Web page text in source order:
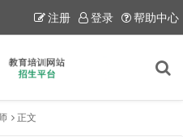
注册 登录 帮助中心
正文